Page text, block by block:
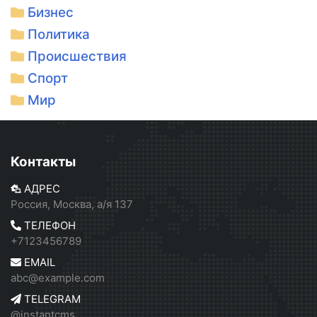
Бизнес
Политика
Происшествия
Спорт
Мир
Контакты
АДРЕС
Россия, Москва, а/я 137
ТЕЛЕФОН
+7123456789
EMAIL
abc@example.com
TELEGRAM